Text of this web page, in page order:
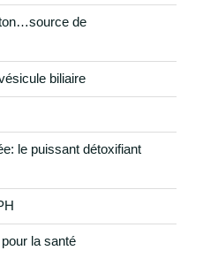
de
biliaire
le puissant détoxifiant
la santé